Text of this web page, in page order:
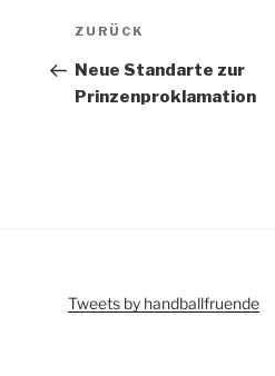
Vorheriger
ZURÜCK
Neue Standarte zur
Prinzenproklamation
Tweets by handballfruende